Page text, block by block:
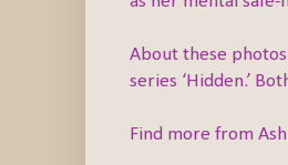
About these
series ‘Hidden.’
Find more from